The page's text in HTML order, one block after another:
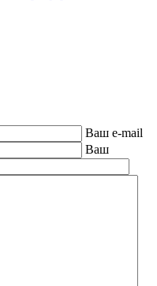
Ваш e-mail
Ваш